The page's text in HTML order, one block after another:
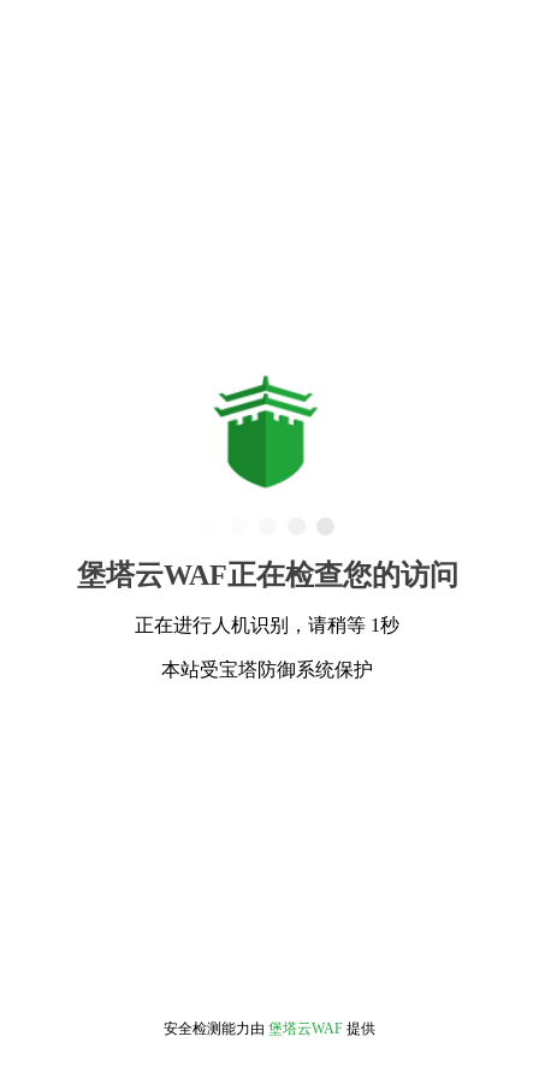
堡塔云WAF正在检查您的访问
正在进行人机识别，请稍等 1秒
本站受宝塔防御系统保护
安全检测能力由 堡塔云WAF 提供